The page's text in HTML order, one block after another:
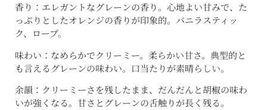
香り：エレガントなグレーンの香り。心地よい甘みで、た
っぷりとしたオレンジの香りが印象的。バニラスティッ
ク、ロープ。
味わい：なめらかでクリーミー。柔らかい甘さ。典型的と
も言えるグレーンの味わい。口当たりが素晴らしい。
余韻：クリーミーさを残したまま、だんだんと胡椒の味わ
いが強くなる。甘さとグレーンの舌触りが長く残る。